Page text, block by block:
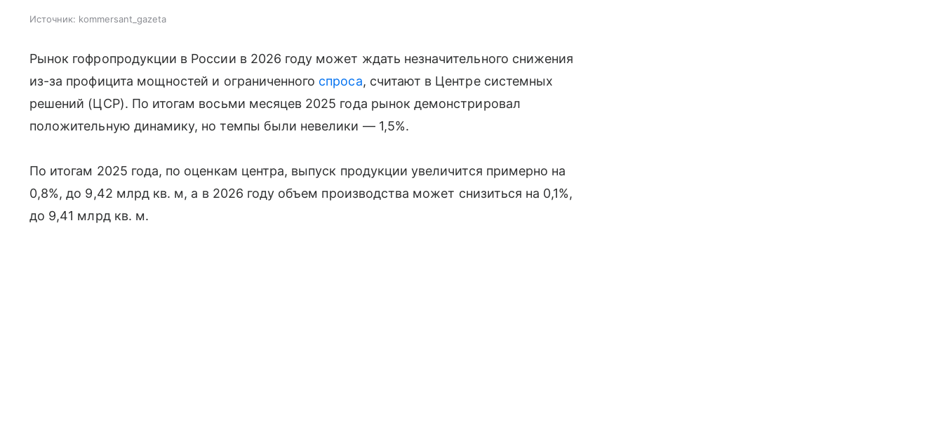
Источник: kommersant_gazeta
Рынок гофропродукции в России в 2026 году может ждать незначительного снижения
из-за профицита мощностей и ограниченного спроса, считают в Центре системных
решений (ЦСР). По итогам восьми месяцев 2025 года рынок демонстрировал
положительную динамику, но темпы были невелики — 1,5%.
По итогам 2025 года, по оценкам центра, выпуск продукции увеличится примерно на
0,8%, до 9,42 млрд кв. м, а в 2026 году объем производства может снизиться на 0,1%,
до 9,41 млрд кв. м.